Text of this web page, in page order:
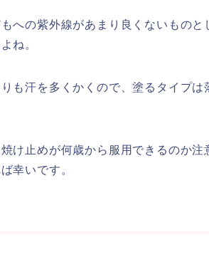
への紫外線があまり良くないもの
ね。
も汗を多くかくので、塗るタイプは
け止めが何歳から服用できるのか
幸いです。